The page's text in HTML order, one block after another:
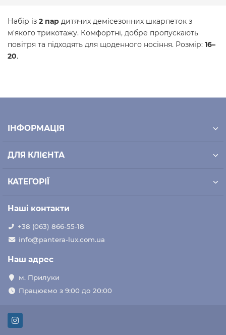
Набір із 2 пар дитячих демісезонних шкарпеток з
м'якого трикотажу. Комфортні, добре пропускають
повітря та підходять для щоденного носіння. Розмір: 16–
20.
ІНФОРМАЦІЯ
ДЛЯ КЛІЄНТА
КАТЕГОРІЇ
Наші контакти
+38 (063) 866-55-18
info@pantera-lux.com.ua
Наш адрес
м. Прилуки
Працюємо з 9:00 до 20:00